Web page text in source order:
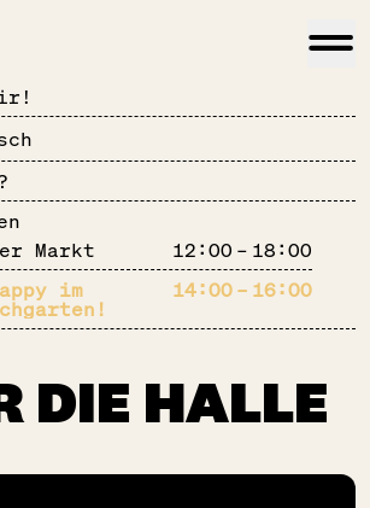
Markt
12:00 – 18:00
im
14:00 – 16:00
DIE HALLE